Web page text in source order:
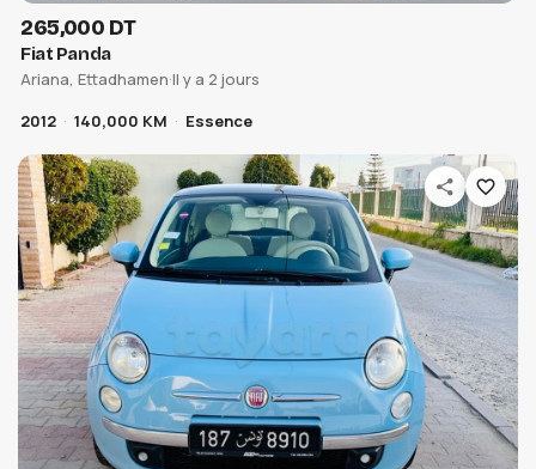
265,000 DT
Fiat Panda
Ariana, Ettadhamen·Il y a 2 jours
2012
140,000 KM Essence